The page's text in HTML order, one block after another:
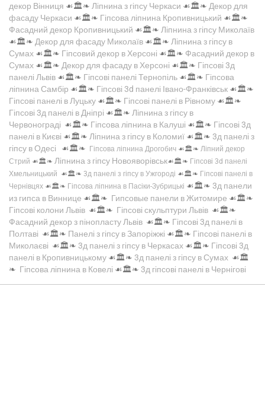
декор Вінниця ☙🏛️❧ Ліпнина з гіпсу Черкаси ☙🏛️❧ Декор для
фасаду Черкаси ☙🏛️❧ Гіпсова ліпнина Кропивницький ☙🏛️❧
Фасадний декор Кропивницький ☙🏛️❧ Ліпнина з гіпсу Миколаїв
☙🏛️❧ Декор для фасаду Миколаїв ☙🏛️❧ Ліпнина з гіпсу в
Сумах ☙🏛️❧ Гіпсовий декор в Херсоні ☙🏛️❧ Фасадний декор в
Сумах ☙🏛️❧ Декор для фасаду в Херсоні ☙🏛️❧ Гіпсові 3д
панелі Львів ☙🏛️❧ Гіпсові панелі Тернопіль ☙🏛️❧ Гіпсова
ліпнина Самбір ☙🏛️❧ Гіпсові 3d панелі Івано-Франківськ ☙🏛️❧
Гіпсові панелі в Луцьку ☙🏛️❧ Гіпсові панелі в Рівному ☙🏛️❧
Гіпсові 3д панелі в Дніпрі ☙🏛️❧ Ліпнина з гіпсу в
Червонограді ☙🏛️❧ Гіпсова ліпнина в Калуші ☙🏛️❧ Гіпсові 3д
панелі в Києві ☙🏛️❧ Ліпнина з гіпсу в Коломиї ☙🏛️❧ 3д панелі з
гіпсу в Одесі ☙🏛️❧ Гіпсова ліпнина Дрогобич ☙🏛️❧ Ліпний декор
Стрий ☙🏛️❧ Ліпнина з гіпсу Новояворівськ☙🏛️❧ Гіпсові 3d панелі
Хмельницький ☙🏛️❧ 3д панелі з гіпсу в Ужгороді ☙🏛️❧ Гіпсові панелі в
Чернівцях ☙🏛️❧ Гіпсова ліпнина в Пасіки-Зубрицькі ☙🏛️❧ 3д панели
из гипса в Виннице ☙🏛️❧ Гипсовые панели в Житомире ☙🏛️❧
Гіпсові колони Львів ☙🏛️❧ Гіпсові скульптури Львів ☙🏛️❧
Фасадний декор з пінопласту Львів ☙🏛️❧ Гіпсові 3д панелі в
Полтаві ☙🏛️❧ Панелі з гіпсу в Запоріжжі ☙🏛️❧ Гіпсові панелі в
Миколаєві ☙🏛️❧ 3д панелі з гіпсу в Черкасах ☙🏛️❧ Гіпсові 3д
панелі в Кропивницькому ☙🏛️❧ 3д панелі з гіпсу в Сумах ☙🏛️
❧ Гіпсова ліпнина в Ковелі ☙🏛️❧ 3д гіпсові панелі в Чернігові